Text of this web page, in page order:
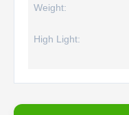
Weight:
High Light: